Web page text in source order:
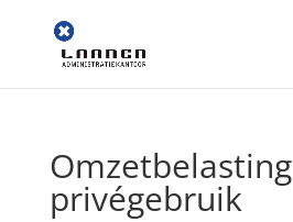
privégebruik